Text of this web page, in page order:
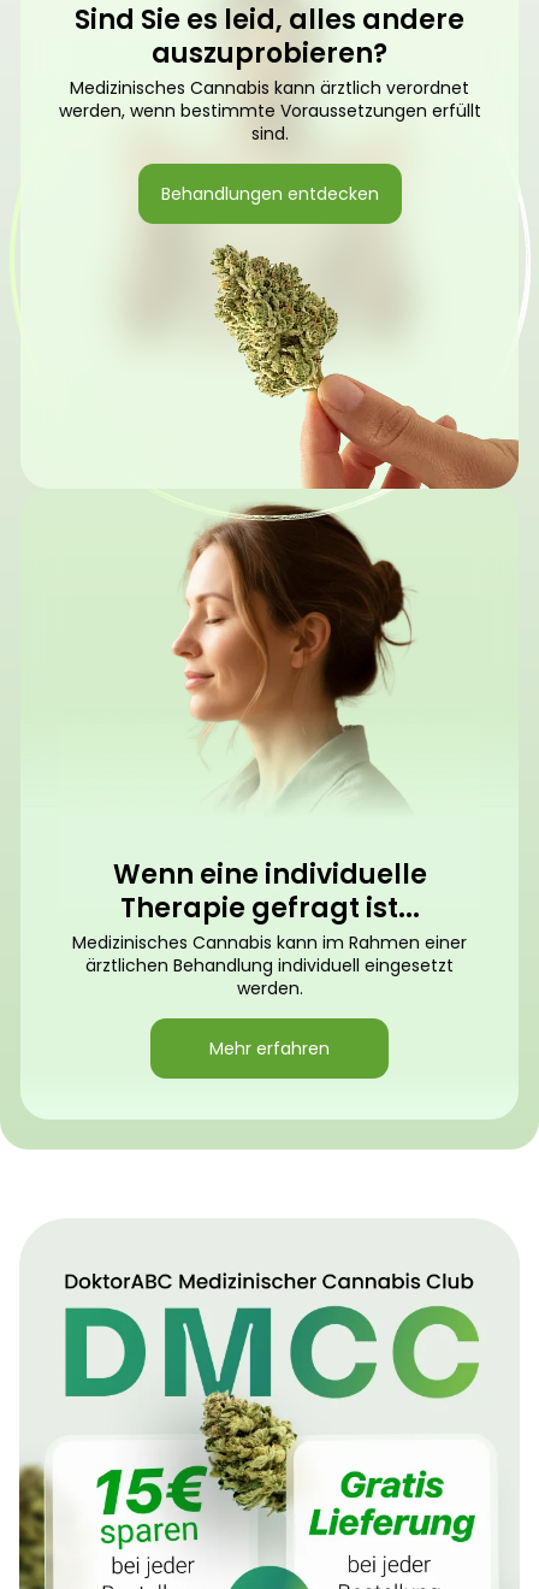
Sind Sie es leid, alles andere
auszuprobieren?
Medizinisches Cannabis kann ärztlich verordnet
werden, wenn bestimmte Voraussetzungen erfüllt
sind.
Behandlungen entdecken
Wenn eine individuelle
Therapie gefragt ist...
Medizinisches Cannabis kann im Rahmen einer
ärztlichen Behandlung individuell eingesetzt
werden.
Mehr erfahren